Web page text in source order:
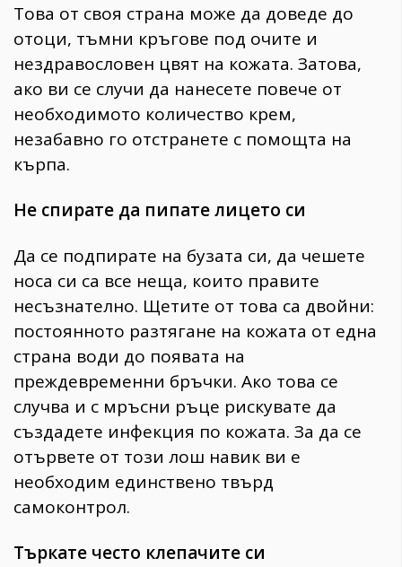
Това от своя страна може да доведе до
отоци, тъмни кръгове под очите и
нездравословен цвят на кожата. Затова,
ако ви се случи да нанесете повече от
необходимото количество крем,
незабавно го отстранете с помощта на
кърпа.
Не спирате да пипате лицето си
Да се подпирате на бузата си, да чешете
носа си са все неща, които правите
несъзнателно. Щетите от това са двойни:
постоянното разтягане на кожата от една
страна води до появата на
преждевременни бръчки. Ако това се
случва и с мръсни ръце рискувате да
създадете инфекция по кожата. За да се
отървете от този лош навик ви е
необходим единствено твърд
самоконтрол.
Търкате често клепачите си